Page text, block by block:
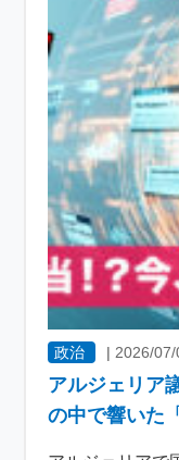
政治 |2026/07/
アルジェリア
の中で響いた